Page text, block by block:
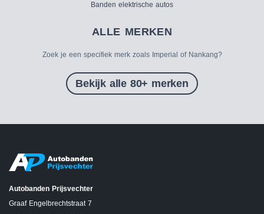
Banden elektrische autos
ALLE MERKEN
Zoek je een specifiek merk zoals Imperial of Nankang?
Bekijk alle 80+ merken
Autobanden Prijsvechter
Graaf Engelbrechtstraat 7